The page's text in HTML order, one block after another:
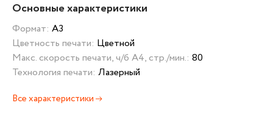
Основные характеристики
Формат: А3
Цветность печати: Цветной
Макс. скорость печати, ч/б А4, стр./мин.: 80
Технология печати: Лазерный
Все характеристики